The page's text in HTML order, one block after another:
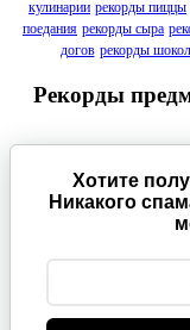
кулинарии рекорды пиццы
поедания рекорды сыра
догов рекорды
Рекорды
Хотите
Никакого